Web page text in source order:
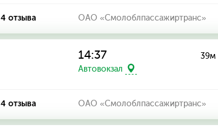
4 отзыва ОАО «Смолоблпассажиртранс»
14:37
Автовокзал
39м
4 отзыва ОАО «Смолоблпассажиртранс»